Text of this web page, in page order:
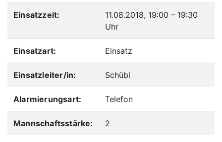
Einsatzzeit: 11.08.2018, 19:00 – 19:30
Uhr
Einsatzart: Einsatz
Einsatzleiter/in: Schübl
Alarmierungsart: Telefon
Mannschaftsstärke: 2